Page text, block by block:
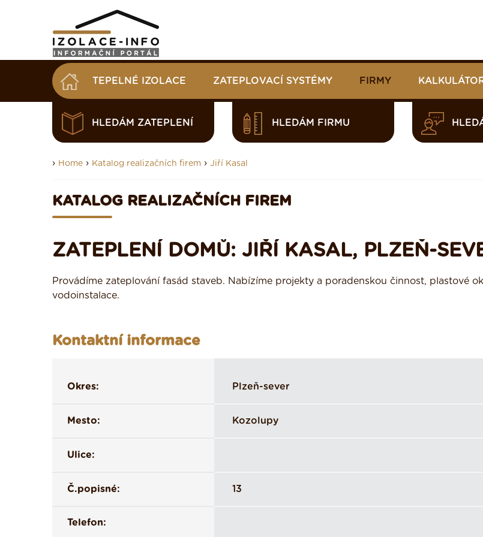
TEPELNÉ IZOLACE ZATEPLOVACÍ SYSTÉMY FIRMY
HLEDÁM ZATEPLENÍ HLEDÁM FIRMU
› Home › Katalog realizačních firem › Jiří Kasal
KATALOG REALIZAČNÍCH FIREM
ZATEPLENÍ DOMŮ: JIŘÍ KASAL, PLZEŇ-
Provádíme zateplování fasád staveb. Nabízíme projekty a poradenskou činnost, plastové
vodoinstalace.
Kontaktní informace
Okres: Plzeň-sever
Mesto: Kozolupy
Ulice:
Č.popisné: 13
Telefon: